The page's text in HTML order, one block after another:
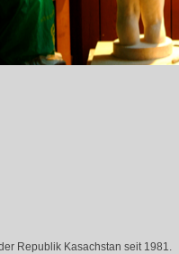
Republik Kasachstan seit 1981.